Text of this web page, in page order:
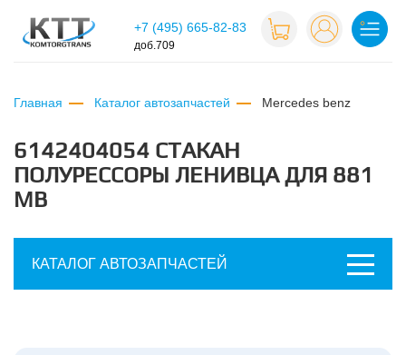
+7 (495) 665-82-83
доб.709
Главная Каталог автозапчастей mercedes benz
6142404054 СТАКАН
ПОЛУРЕССОРЫ ЛЕНИВЦА ДЛЯ 881
MB
КАТАЛОГ АВТОЗАПЧАСТЕЙ